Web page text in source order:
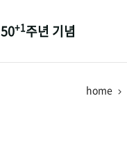
50+1주년 기념
home